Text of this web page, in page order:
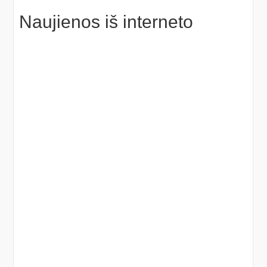
Naujienos iš interneto